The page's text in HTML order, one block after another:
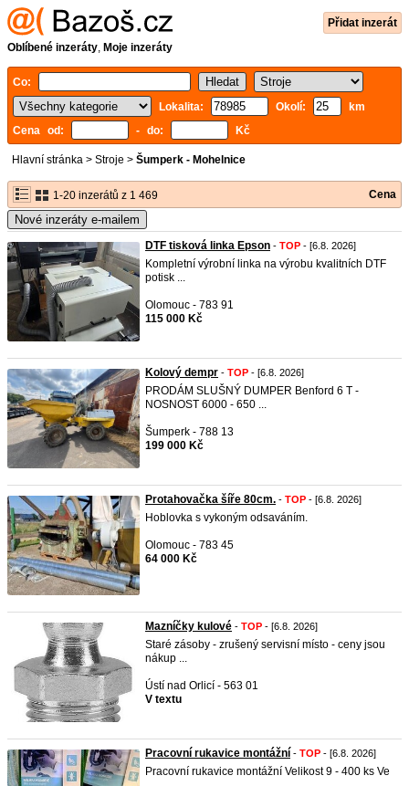
Přidat inzerát
Oblíbené inzeráty, Moje inzeráty
Co:
Lokalita:
Okolí:
km
Cena od:
- do: Kč
Hlavní stránka > Stroje > Šumperk - Mohelnice
1-20 inzerátů z 1 469 Cena
Nové inzeráty e-mailem
DTF tisková linka Epson - TOP - [6.8. 2026]
Kompletní výrobní linka na výrobu kvalitních DTF
potisk ...
Olomouc - 783 91
115 000 Kč
Kolový dempr - TOP - [6.8. 2026]
PRODÁM SLUŠNÝ DUMPER Benford 6 T -
NOSNOST 6000 - 650 ...
Šumperk - 788 13
199 000 Kč
Protahovačka šíře 80cm. - TOP - [6.8. 2026]
Hoblovka s vykoným odsaváním.
Olomouc - 783 45
64 000 Kč
Mazníčky kulové - TOP - [6.8. 2026]
Staré zásoby - zrušený servisní místo - ceny jsou
nákup ...
Ústí nad Orlicí - 563 01
V textu
Pracovní rukavice montážní - TOP - [6.8. 2026]
Pracovní rukavice montážní Velikost 9 - 400 ks Ve